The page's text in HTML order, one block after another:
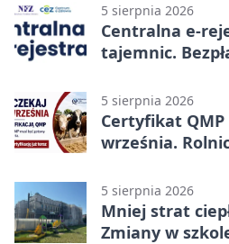
5 sierpnia 2026
Centralna e-
tajemnic.
5 sierpnia 2026
Certyfikat
września.
5 sierpnia 2026
Mniej strat
Zmiany w